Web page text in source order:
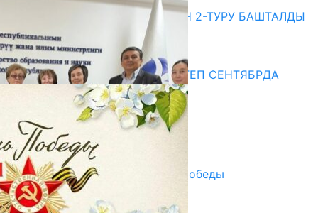
ЖОЖДОРГО КАБЫЛ АЛУУНУН 2-ТУРУ БАШТАЛДЫ
20.07.2026
Медиа
СУЗАКТА 750 ОРУНДУУ МЕКТЕП СЕНТЯБРДА
ПАЙДАЛАНУУГА БЕРИЛЕТ
07.08.2025
Улуу Жеңиштин жандуу сөзү
29.04.2025
Награды в преддверии Дня Победы
29.04.2025